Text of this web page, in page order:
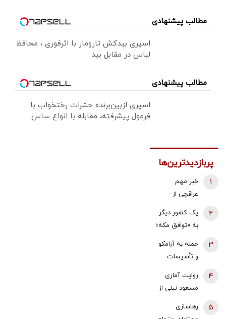
مطالب پیشنهادی
اسپری بیدکش تارومار با اثرفوری ، محافظ
لباس در مقابل بید
مطالب پیشنهادی
اسپری ازبین‌برنده حشرات رختخواب با
فرمول پیشرفته، مقابله با انواع ساس
پربازدیدترین‌ها
خبر مهم
عراقچی از
نیروهای نظامی
و دریایی ایران و
عمان درباره
تنگه هرمز
1
یک کشور دیگر
به «توافق مکه»
ترکیه خیال
کرد
2
حمله به آرامکو
و تأسیسات
واکنش وزارت
انرژی عربستان
به آتش سوزی
3
روایت آماری
مسعود نیلی از
سال 97 تا
4
رهاسازی
5